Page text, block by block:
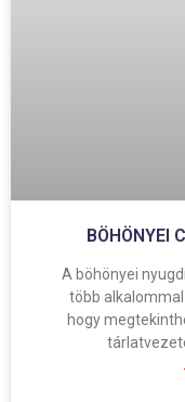
BÖHÖNYEI
A böhönyei
több
hogy